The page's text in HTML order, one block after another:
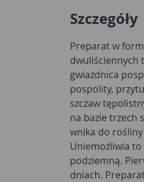
Szczegóły
Preparat w
dwuliściennych
gwiazdnica
pospolity,
szczaw
na bazie trzech
wnika do
Uniemożliwia
podziemną.
dniach.